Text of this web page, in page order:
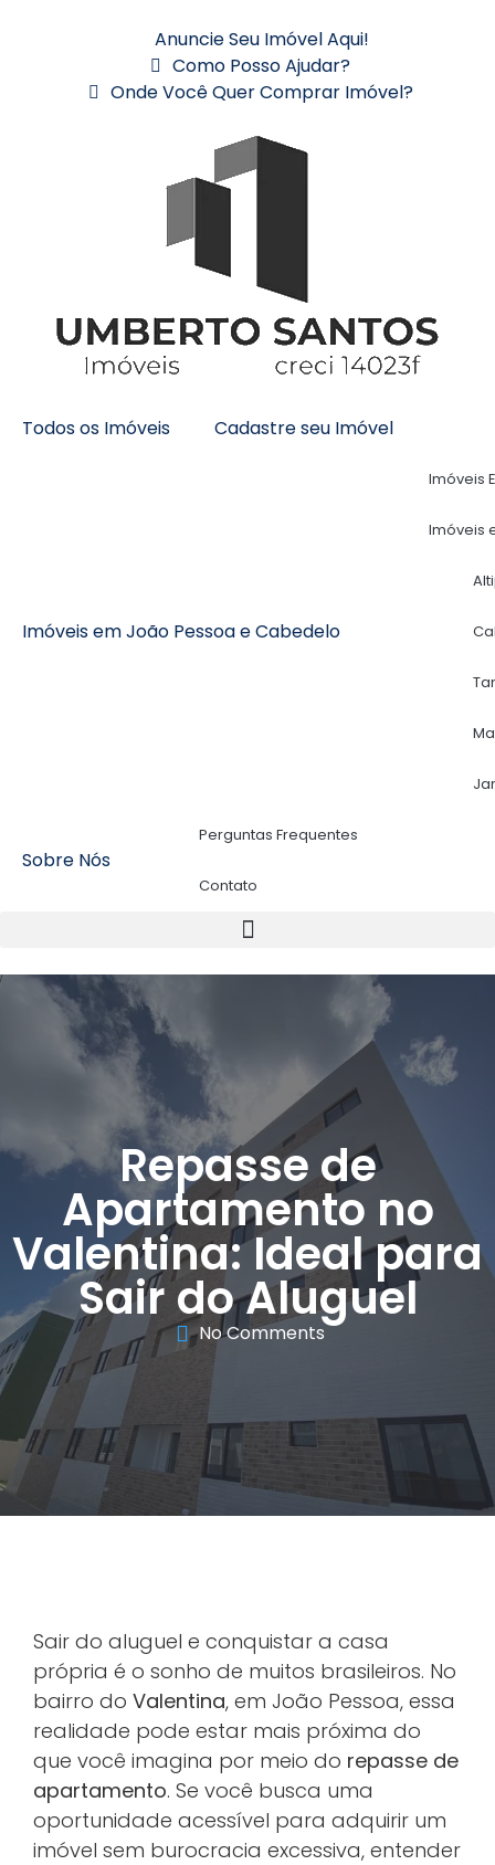
Anuncie Seu Imóvel Aqui!
Como Posso Ajudar?
Onde Você Quer Comprar Imóvel?
Todos os Imóveis Cadastre seu Imóvel
Imóveis em João Pessoa e Cabedelo
Imóveis
Imóveis
Sobre Nós
Perguntas Frequentes
Contato
Repasse de
Apartamento no
Valentina: Ideal para
Sair do Aluguel
No Comments
Sair do aluguel e conquistar a casa
própria é o sonho de muitos brasileiros. No
bairro do Valentina, em João Pessoa, essa
realidade pode estar mais próxima do
que você imagina por meio do repasse de
apartamento. Se você busca uma
oportunidade acessível para adquirir um
imóvel sem burocracia excessiva, entender